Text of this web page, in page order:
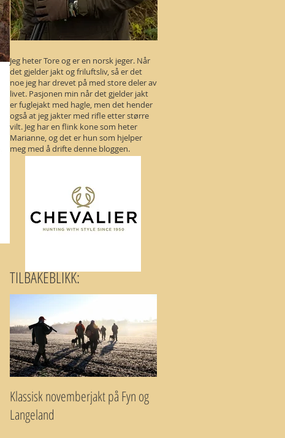
Jeg heter Tore og er en norsk jeger. Når
det gjelder jakt og friluftsliv, så er det
noe jeg har drevet på med store deler av
livet. Pasjonen min når det gjelder jakt
er fuglejakt med hagle, men det hender
også at jeg jakter med rifle etter større
vilt. Jeg har en flink kone som heter
Marianne, og det er hun som hjelper
meg med å drifte denne bloggen.
TILBAKEBLIKK:
Klassisk novemberjakt på Fyn og
Langeland